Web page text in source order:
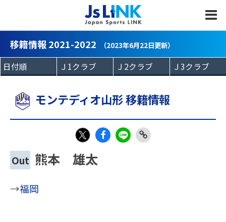
移籍情報 2021-2022 （2023年6月22日更新）
モンテディオ山形 移籍情報
X
eb
Out 熊本 雄太
→福岡